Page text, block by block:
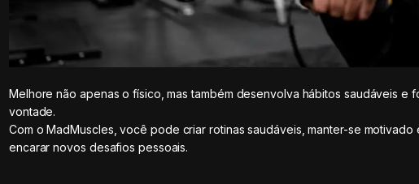
Melhore não apenas o físico, mas também desenvolva hábitos saudáveis e
vontade.
Com o MadMuscles, você pode criar rotinas saudáveis, manter-se motivado
encarar novos desafios pessoais.